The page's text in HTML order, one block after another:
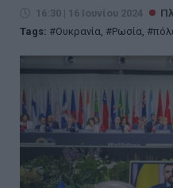
16:30 | 16 Ιουνίου 2024
Tags:
Ουκρανία, Ρωσία,